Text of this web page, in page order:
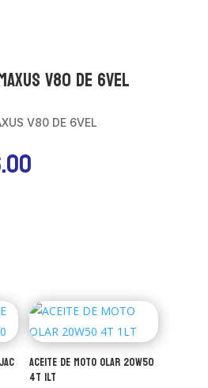
V80 DE 6VEL
V80 DE 6VEL
ACEITE DE MOTO OLAR 20W50
4T 1LT